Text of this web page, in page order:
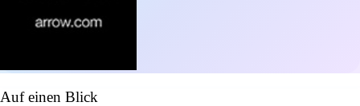
Auf einen Blick